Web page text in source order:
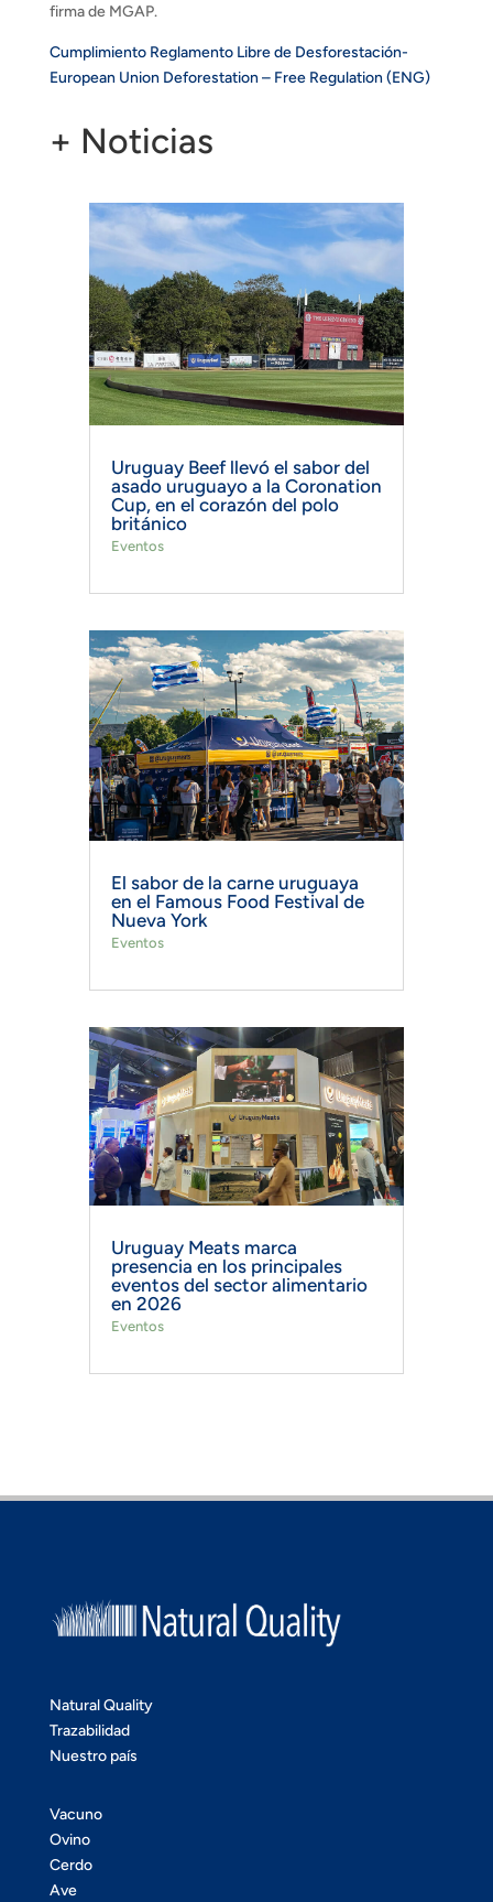
firma de MGAP.
Cumplimiento Reglamento Libre de Desforestación-
European Union Deforestation – Free Regulation (ENG)
+ Noticias
Uruguay Beef llevó el sabor del
asado uruguayo a la Coronation
Cup, en el corazón del polo
británico
Eventos
El sabor de la carne uruguaya
en el Famous Food Festival de
Nueva York
Eventos
Uruguay Meats marca
presencia en los principales
eventos del sector alimentario
en 2026
Eventos
Natural Quality
Trazabilidad
Nuestro país
Vacuno
Ovino
Cerdo
Ave